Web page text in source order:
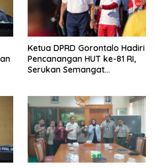
Ketua DPRD Gorontalo Hadiri
Pencanangan HUT ke-81 RI,
Serukan Semangat